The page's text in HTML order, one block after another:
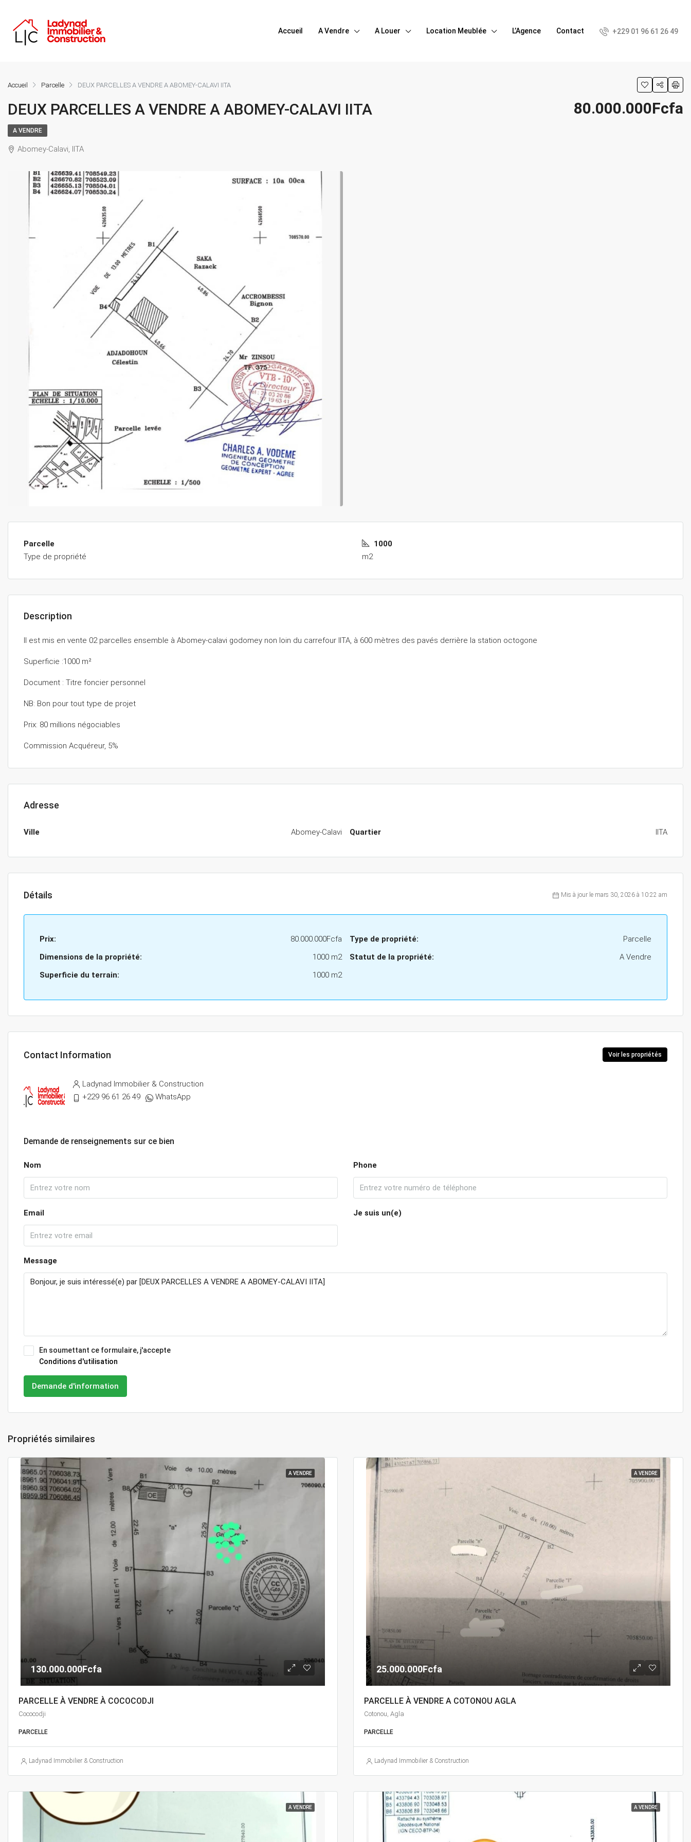
Accueil A Vendre A Louer Location Meublée L’Agence Contact +229 01 96 61 26 49
Accueil Parcelle DEUX PARCELLES A VENDRE A ABOMEY-CALAVI IITA
DEUX PARCELLES A VENDRE A ABOMEY-CALAVI IITA 80.000.000Fcfa
A VENDRE
Abomey-Calavi, IITA
Parcelle
Type de propriété
1000
m2
Description
Il est mis en vente 02 parcelles ensemble à Abomey-calavi godomey non loin du carrefour IITA, à 600 mètres des pavés derrière la station octogone
Superficie :1000 m²
Document : Titre foncier personnel
NB: Bon pour tout type de projet
Prix: 80 millions négociables
Commission Acquéreur, 5%
Adresse
Ville Abomey-Calavi Quartier IITA
Détails Mis à jour le mars 30, 2026 à 10:22 am
Prix:
80.000.000Fcfa
Dimensions de la propriété:
1000 m2
Superficie du terrain:
1000 m2
Type de propriété:
Parcelle
Statut de la propriété:
A Vendre
Contact Information Voir les propriétés
Ladynad Immobilier & Construction
+229 96 61 26 49
WhatsApp
Demande de renseignements sur ce bien
Nom Phone
Email Je suis un(e)
Message
En soumettant ce formulaire, j'accepte
Conditions d'utilisation
Demande d'information
Propriétés similaires
A VENDRE
130.000.000Fcfa
PARCELLE À VENDRE À COCOCODJI
Cococodji
PARCELLE
Ladynad Immobilier & Construction
A VENDRE
25.000.000Fcfa
PARCELLE À VENDRE A COTONOU AGLA
Cotonou, Agla
PARCELLE
Ladynad Immobilier & Construction
A VENDRE A VENDRE